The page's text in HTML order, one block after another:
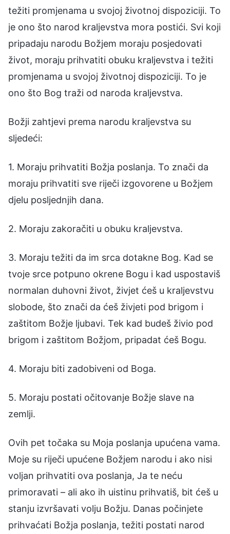
težiti promjenama u svojoj životnoj dispoziciji. To
je ono što narod kraljevstva mora postići. Svi koji
pripadaju narodu Božjem moraju posjedovati
život, moraju prihvatiti obuku kraljevstva i težiti
promjenama u svojoj životnoj dispoziciji. To je
ono što Bog traži od naroda kraljevstva.
Božji zahtjevi prema narodu kraljevstva su
sljedeći:
1. Moraju prihvatiti Božja poslanja. To znači da
moraju prihvatiti sve riječi izgovorene u Božjem
djelu posljednjih dana.
2. Moraju zakoračiti u obuku kraljevstva.
3. Moraju težiti da im srca dotakne Bog. Kad se
tvoje srce potpuno okrene Bogu i kad uspostaviš
normalan duhovni život, živjet ćeš u kraljevstvu
slobode, što znači da ćeš živjeti pod brigom i
zaštitom Božje ljubavi. Tek kad budeš živio pod
brigom i zaštitom Božjom, pripadat ćeš Bogu.
4. Moraju biti zadobiveni od Boga.
5. Moraju postati očitovanje Božje slave na
zemlji.
Ovih pet točaka su Moja poslanja upućena vama.
Moje su riječi upućene Božjem narodu i ako nisi
voljan prihvatiti ova poslanja, Ja te neću
primoravati – ali ako ih uistinu prihvatiš, bit ćeš u
stanju izvršavati volju Božju. Danas počinjete
prihvaćati Božja poslanja, težiti postati narod